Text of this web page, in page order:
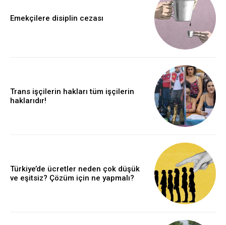
Emekçilere disiplin cezası
Trans işçilerin hakları tüm işçilerin
haklarıdır!
Türkiye’de ücretler neden çok düşük
ve eşitsiz? Çözüm için ne yapmalı?